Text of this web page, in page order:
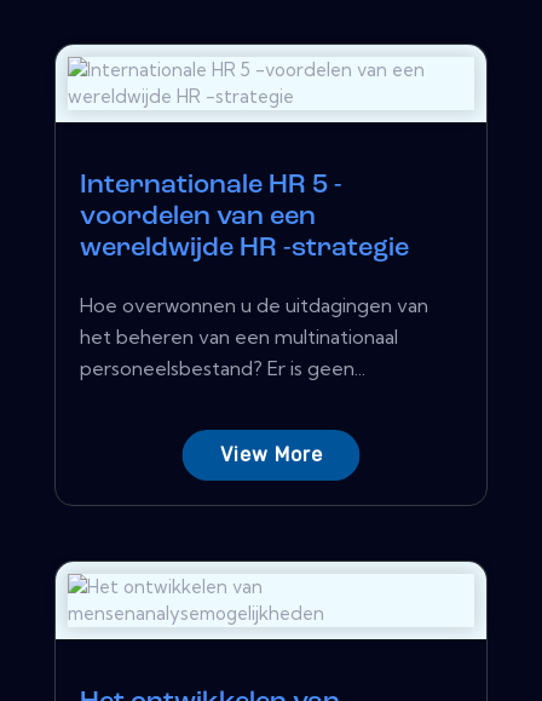
Internationale HR 5 -
voordelen van een
wereldwijde HR -strategie
Hoe overwonnen u de uitdagingen van
het beheren van een multinationaal
personeelsbestand? Er is geen...
View More